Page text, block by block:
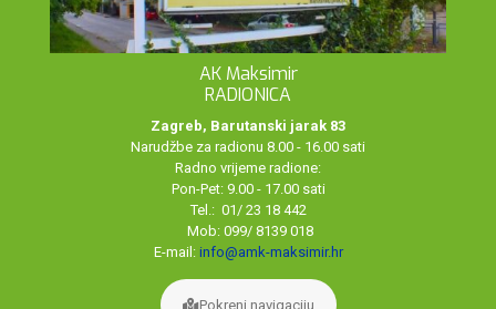
AK Maksimir
RADIONICA
Zagreb, Barutanski jarak 83
Narudžbe za radionu 8.00 - 16.00 sati
Radno vrijeme radione:
Pon-Pet: 9.00 - 17.00 sati
Tel.: 01/ 23 18 442
Mob: 099/ 8139 018
E-mail: info@amk-maksimir.hr
Pokreni navigaciju